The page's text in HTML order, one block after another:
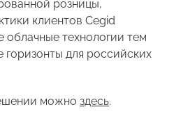
розницы,
клиентов Cegid
облачные технологии тем
для российских
можно здесь.